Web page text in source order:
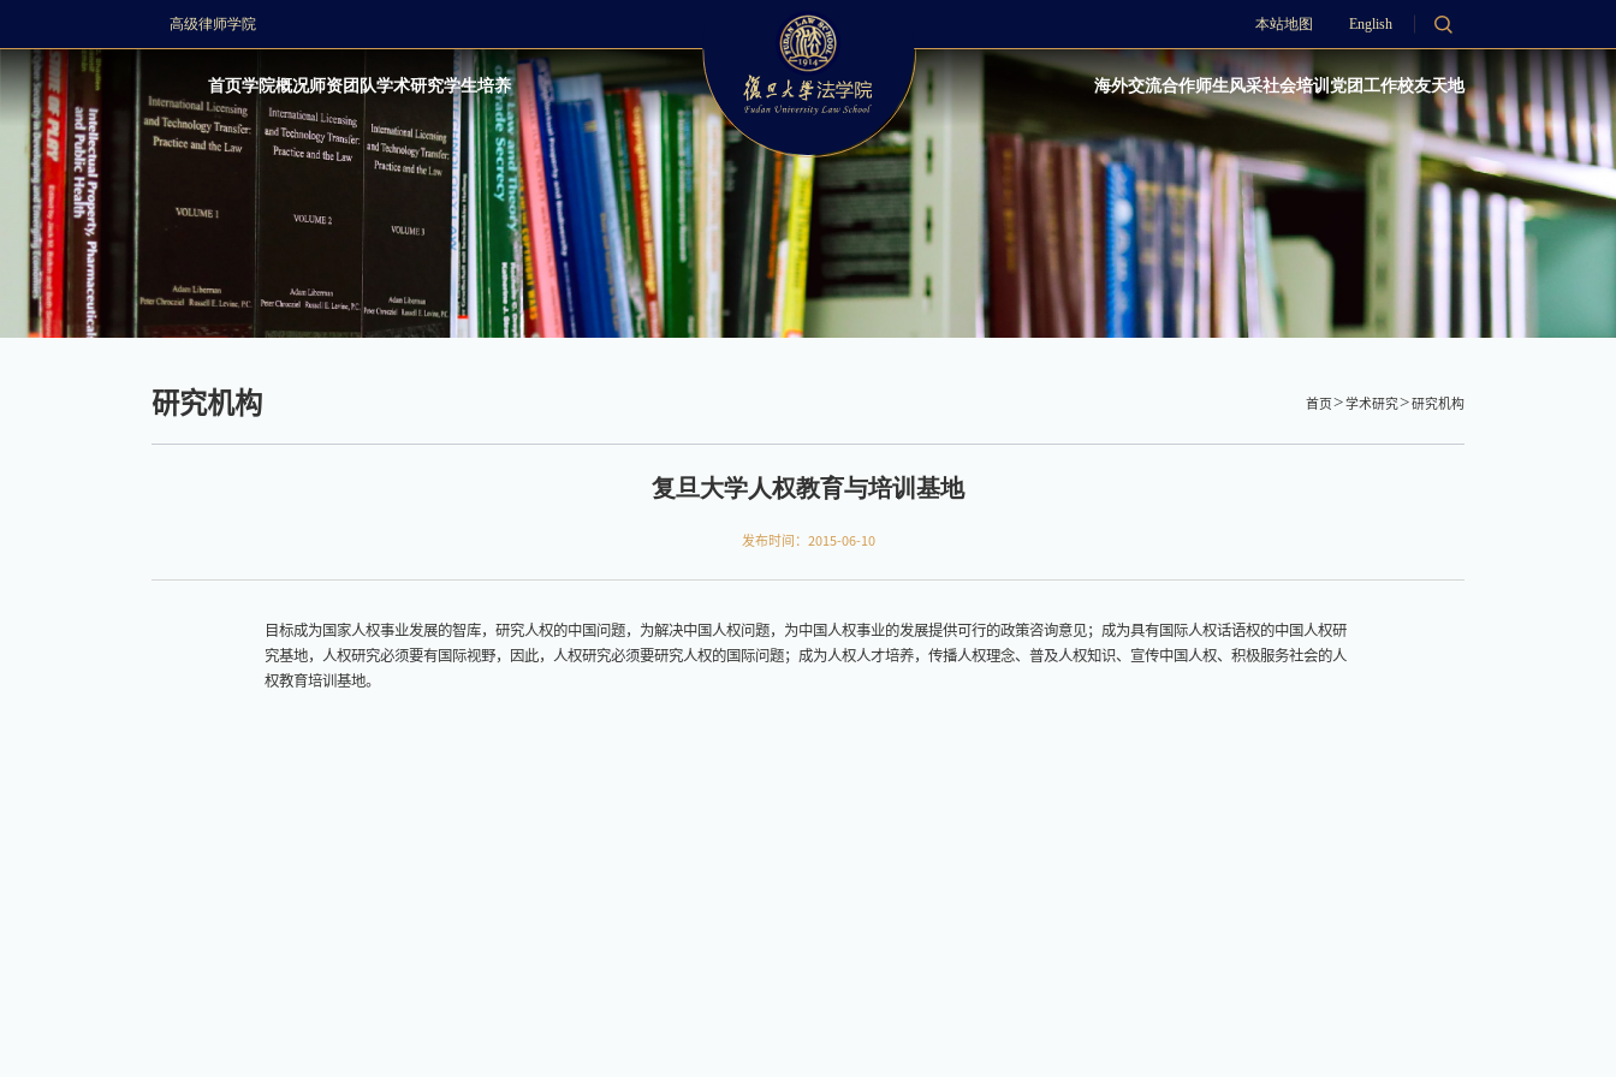
高级律师学院 本站地图 English
首页学院概况师资团队学术研究学生培养 海外交流合作师生风采社会培训 党团工作校友天地
研究机构 首页 学术研究 研究机构
复旦大学人权教育与培训基地
发布时间：2015-06-10
目标成为国家人权事业发展的智库，研究人权的中国问题，为解决中国人权问题，为中国人权事业的发展提供可行的政策咨询意见；成为具有国际人权话语权的中国人权研
究基地，人权研究必须要有国际视野，因此，人权研究必须要研究人权的国际问题；成为人权人才培养，传播人权理念、普及人权知识、宣传中国人权、积极服务社会的人
权教育培训基地。